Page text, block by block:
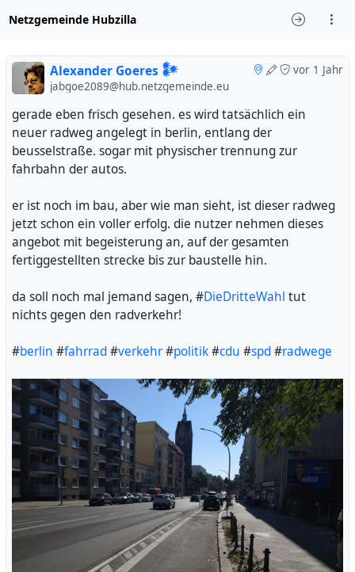
Netzgemeinde Hubzilla
vor 1 Jahr
Alexander Goeres 𒀯
jabgoe2089@hub.netzgemeinde.eu
gerade eben frisch gesehen. es wird tatsächlich ein
neuer radweg angelegt in berlin, entlang der
beusselstraße. sogar mit physischer trennung zur
fahrbahn der autos.
er ist noch im bau, aber wie man sieht, ist dieser radweg
jetzt schon ein voller erfolg. die nutzer nehmen dieses
angebot mit begeisterung an, auf der gesamten
fertiggestellten strecke bis zur baustelle hin.
da soll noch mal jemand sagen, #DieDritteWahl tut
nichts gegen den radverkehr!
#berlin #fahrrad#verkehr#politik#cdu #spd#radwege